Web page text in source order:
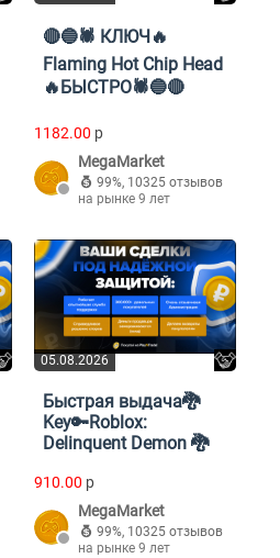
🔴🔵🕷️ КЛЮЧ🔥
Flaming Hot Chip Head
🔥БЫСТРО🕷️🔵🔴
1182.00 p
MegaMarket
99%, 10325 отзывов
на рынке 9 лет
05.08.2026
Быстрая выдача🐉
Key🔑Roblox:
Delinquent Demon 🐉
910.00 p
MegaMarket
99%, 10325 отзывов
на рынке 9 лет